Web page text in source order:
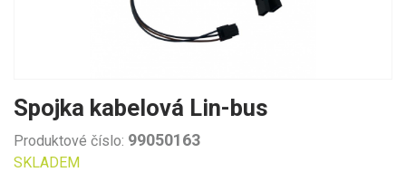
Spojka kabelová Lin-bus
Produktové číslo: 99050163
SKLADEM